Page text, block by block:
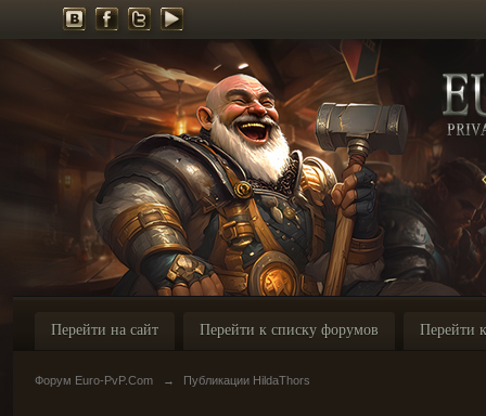
Перейти на сайт Перейти к списку форумов Перейти
Форум Euro-PvP.Com → Публикации HildaThors